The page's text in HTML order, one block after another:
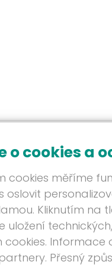
o cookies a
cookies měříme
oslovit
Kliknutím na
uložení
cookies. Informace
Přesný